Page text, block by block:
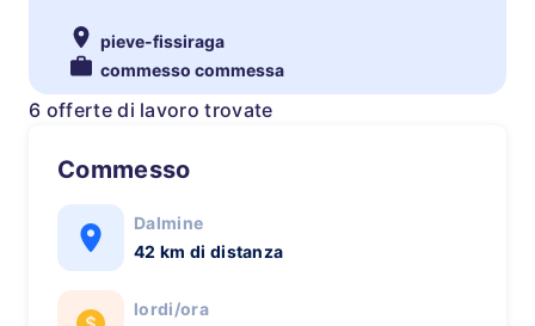
pieve-fissiraga
commesso commessa
6 offerte di lavoro trovate
Commesso
Dalmine
42 km di distanza
lordi/ora